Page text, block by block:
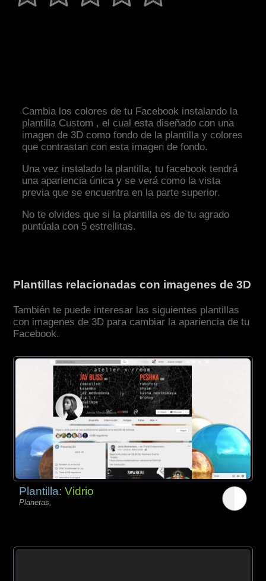
Cambia los colores de tu Facebook instalando la
plantilla Custom , el cual esta diseñado con una
imagen de 3D como fondo de la plantilla y colores
que contrastan con esta imagen de fondo.
Una vez instalado la plantilla, tu facebook tendrá
una apariencia única y se verá como la vista
previa que se encuentra en la parte superior.
No te olvides que si la plantilla es de tu agrado
puntúala con 5 estrellitas.
Plantillas relacionadas con imagenes de 3D
También te puede interesar las siguientes plantillas
con imagenes de 3D para cambiar la apariencia de tu
Facebook.
Plantilla:Vidrio
Planetas,